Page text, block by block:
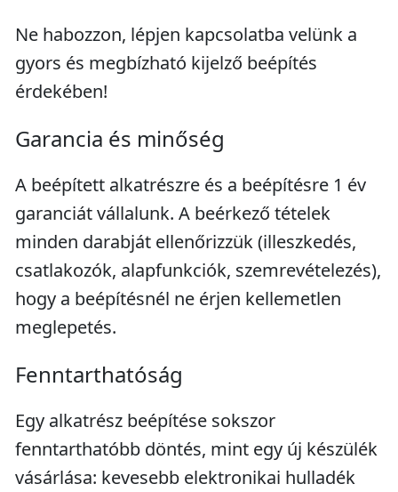
Ne habozzon, lépjen kapcsolatba velünk a
gyors és megbízható kijelző beépítés
érdekében!
Garancia és minőség
A beépített alkatrészre és a beépítésre 1 év
garanciát vállalunk. A beérkező tételek
minden darabját ellenőrizzük (illeszkedés,
csatlakozók, alapfunkciók, szemrevételezés),
hogy a beépítésnél ne érjen kellemetlen
meglepetés.
Fenntarthatóság
Egy alkatrész beépítése sokszor
fenntarthatóbb döntés, mint egy új készülék
vásárlása: kevesebb elektronikai hulladék